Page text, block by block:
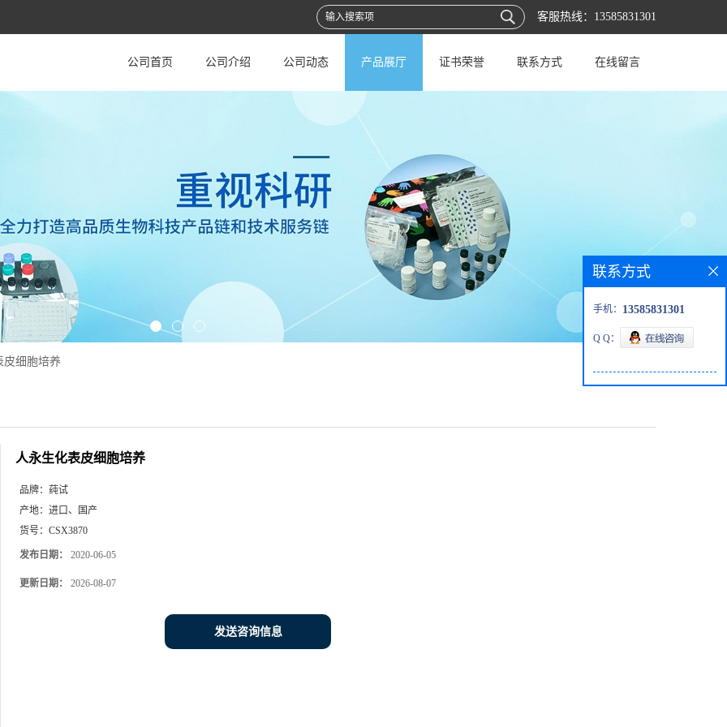
客服热线： 13585831301
公司首页 公司介绍 公司动态 产品展厅 证书荣誉 联系方式 在线留言
皮细胞培养
人永生化表皮细胞培养
品牌： 莼试
产地： 进口、国产
货号： CSX3870
发布日期： 2020-06-05
更新日期： 2026-08-07
发送咨询信息
联系方式
手机： 13585831301
Q Q：